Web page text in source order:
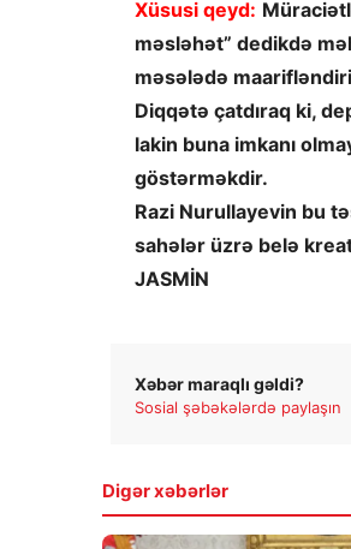
Xüsusi qeyd:
məsləhət” dedikdə
məsələdə
Diqqətə çatdıraq ki,
lakin buna imkanı
göstərməkdir.
Razi Nurullayevin bu
sahələr üzrə belə
JASMİN
Xəbər maraqlı gəldi?
Sosial şəbəkələrdə paylaşın
Digər xəbərlər